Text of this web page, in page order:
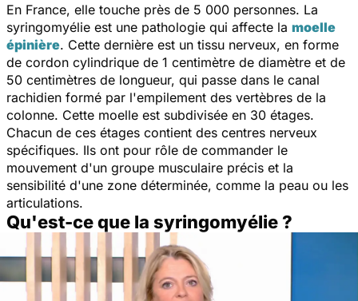
En France, elle touche près de 5 000 personnes. La
syringomyélie est une pathologie qui affecte la moelle
épinière. Cette dernière est un tissu nerveux, en forme
de cordon cylindrique de 1 centimètre de diamètre et de
50 centimètres de longueur, qui passe dans le canal
rachidien formé par l'empilement des vertèbres de la
colonne. Cette moelle est subdivisée en 30 étages.
Chacun de ces étages contient des centres nerveux
spécifiques. Ils ont pour rôle de commander le
mouvement d'un groupe musculaire précis et la
sensibilité d'une zone déterminée, comme la peau ou les
articulations.
Qu'est-ce que la syringomyélie ?